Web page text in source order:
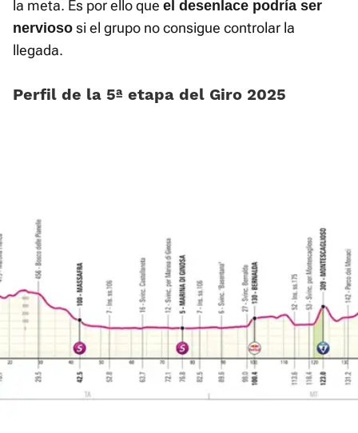
la meta. Es por ello que el desenlace podría ser
nervioso si el grupo no consigue controlar la
llegada.
Perfil de la 5ª etapa del Giro 2025